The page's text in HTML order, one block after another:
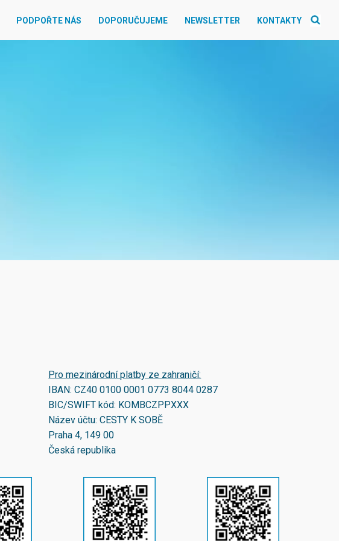
PODPOŘTE NÁS DOPORUČUJEME NEWSLETTER KONTAKTY
Pro mezinárodní platby ze zahraničí:
IBAN:CZ40 0100 0001 0773 8044 0287
BIC/SWIFT kód: KOMBCZPPXXX
Název účtu: CESTY K SOBĚ
Praha 4, 149 00
Česká republika